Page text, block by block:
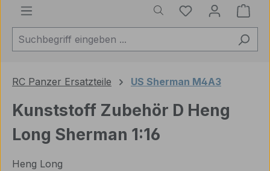
Du hast 0
RC Panzer Ersatzteile US Sherman M4A3
Kunststoff Zubehör D Heng
Long Sherman 1:16
Heng Long